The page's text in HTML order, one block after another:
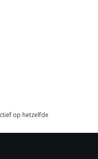
op hetzelfde